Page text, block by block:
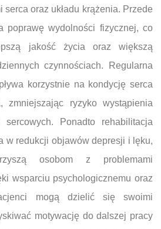
serca oraz układu krążenia. Przede
poprawę wydolności fizycznej, co
jakość życia oraz większą
czynnościach. Regularna
korzystnie na kondycję serca
zmniejszając ryzyko wystąpienia
sercowych. Ponadto rehabilitacja
w redukcji objawów depresji i lęku,
osobom z problemami
wsparciu psychologicznemu oraz
mogą dzielić się swoimi
motywację do dalszej pracy